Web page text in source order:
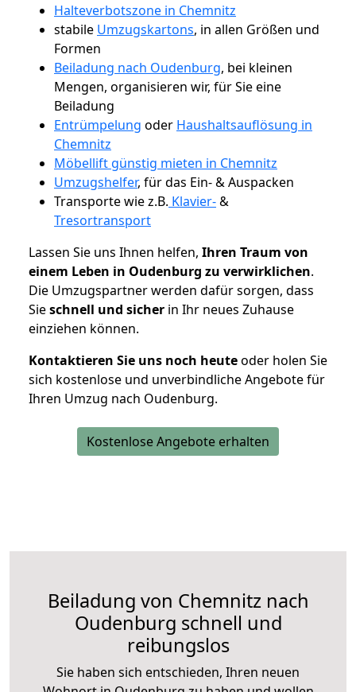
Halteverbotszone in Chemnitz
stabile Umzugskartons, in allen Größen und
Formen
Beiladung nach Oudenburg, bei kleinen
Mengen, organisieren wir, für Sie eine
Beiladung
Entrümpelung oder Haushaltsauflösung in
Chemnitz
Möbellift günstig mieten in Chemnitz
Umzugshelfer, für das Ein- & Auspacken
Transporte wie z.B. Klavier-&
Tresortransport
Lassen Sie uns Ihnen helfen, Ihren Traum von
einem Leben in Oudenburg zu verwirklichen.
Die Umzugspartner werden dafür sorgen, dass
Sieschnell und sicher in Ihr neues Zuhause
einziehen können.
Kontaktieren Sie uns noch heuteoder holen Sie
sich kostenlose und unverbindliche Angebote für
Ihren Umzug nach Oudenburg.
Kostenlose Angebote erhalten
Beiladung von Chemnitz nach
Oudenburg schnell und
reibungslos
Sie haben sich entschieden, Ihren neuen